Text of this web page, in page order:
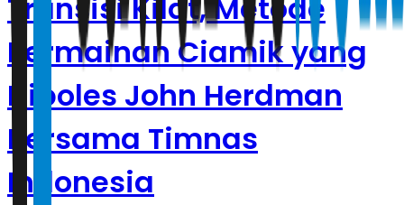
Transisi Kilat, Metode
Permainan Ciamik yang
Dipoles John Herdman
Bersama Timnas
Indonesia